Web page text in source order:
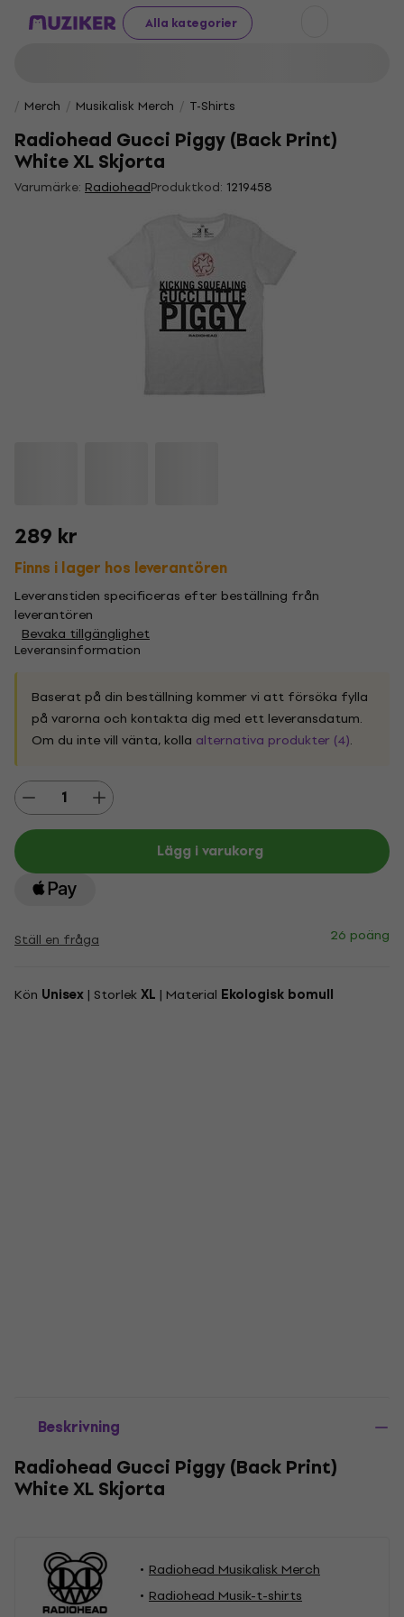
Alla kategorier
Merch Musikalisk Merch T-Shirts
Radiohead Gucci Piggy (Back Print)
White XL Skjorta
Varumärke: RadioheadProduktkod: 1219458
289 kr
Finns i lager hos leverantören
Leveranstiden specificeras efter beställning från
leverantören
Bevaka tillgänglighet
Leveransinformation
Baserat på din beställning kommer vi att försöka fylla
på varorna och kontakta dig med ett leveransdatum.
Om du inte vill vänta, kolla alternativa produkter (4).
Lägg i varukorg
Ställ en fråga 26 poäng
Kön Unisex | StorlekXL | Material Ekologisk bomull
Beskrivning
Radiohead Gucci Piggy (Back Print)
White XL Skjorta
Radiohead Musikalisk Merch
Radiohead Musik-t-shirts